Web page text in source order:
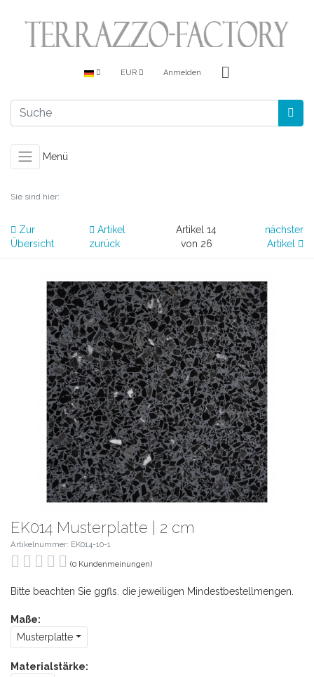
EUR Anmelden
Menü
Sie sind hier:
Zur
Übersicht
Artikel
zurück
Artikel 14
von 26
nächster
Artikel
EK014 Musterplatte | 2 cm
Artikelnummer: EK014-10-1
(0 Kundenmeinungen)
Bitte beachten Sie ggfls. die jeweiligen Mindestbestellmengen.
Maße:
Musterplatte
Materialstärke: